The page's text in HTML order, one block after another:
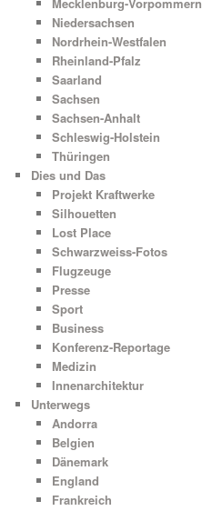
Niedersachsen
Nordrhein-Westfalen
Rheinland-Pfalz
Saarland
Sachsen
Sachsen-Anhalt
Schleswig-Holstein
Thüringen
Dies und Das
Projekt Kraftwerke
Silhouetten
Lost Place
Schwarzweiss-Fotos
Flugzeuge
Presse
Sport
Business
Konferenz-Reportage
Medizin
Innenarchitektur
Unterwegs
Andorra
Belgien
Dänemark
England
Frankreich